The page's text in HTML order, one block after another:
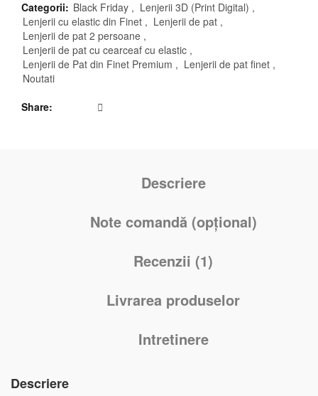
Categorii: Black Friday , Lenjerii 3D (Print Digital) ,
Lenjerii cu elastic din Finet , Lenjerii de pat ,
Lenjerii de pat 2 persoane ,
Lenjerii de pat cu cearceaf cu elastic ,
Lenjerii de Pat din Finet Premium , Lenjerii de pat finet ,
Noutati
Share
Descriere
Note comandă (opțional)
Recenzii (1)
Livrarea produselor
Intretinere
Descriere